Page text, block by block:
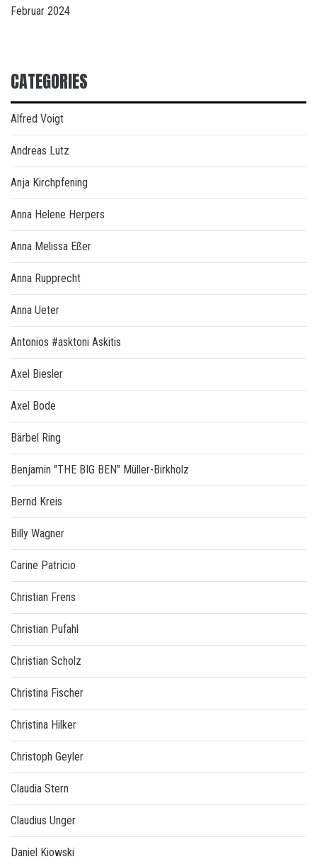
Februar 2024
CATEGORIES
Alfred Voigt
Andreas Lutz
Anja Kirchpfening
Anna Helene Herpers
Anna Melissa Eßer
Anna Rupprecht
Anna Ueter
Antonios #asktoni Askitis
Axel Biesler
Axel Bode
Bärbel Ring
Benjamin "THE BIG BEN" Müller-Birkholz
Bernd Kreis
Billy Wagner
Carine Patricio
Christian Frens
Christian Pufahl
Christian Scholz
Christina Fischer
Christina Hilker
Christoph Geyler
Claudia Stern
Claudius Unger
Daniel Kiowski